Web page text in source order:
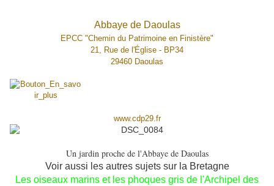
Abbaye de Daoulas
EPCC "Chemin du Patrimoine en Finistère"
21, Rue de l'Église - BP34
29460 Daoulas
www.cdp29.fr
Un jardin proche de l'Abbaye de Daoulas
Voir aussi les autres sujets sur la Bretagne
Les oiseaux marins et les phoques gris de l'Archipel des